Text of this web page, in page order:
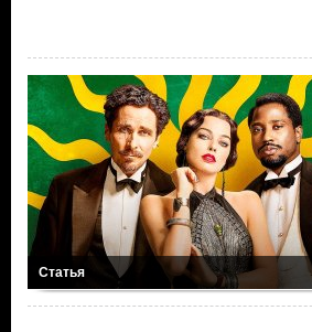
Статья